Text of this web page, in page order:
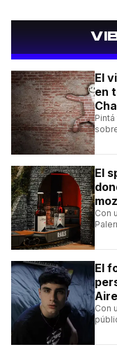
El
en
El
Con
El
Con